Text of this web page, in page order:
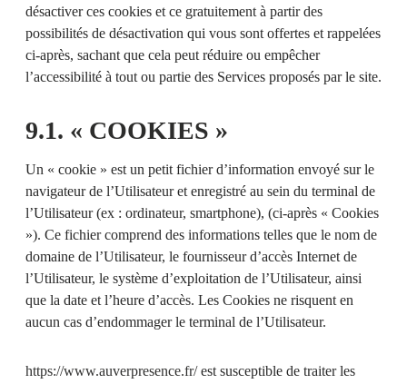
désactiver ces cookies et ce gratuitement à partir des
possibilités de désactivation qui vous sont offertes et rappelées
ci-après, sachant que cela peut réduire ou empêcher
l’accessibilité à tout ou partie des Services proposés par le site.
9.1. « COOKIES »
Un « cookie » est un petit fichier d’information envoyé sur le
navigateur de l’Utilisateur et enregistré au sein du terminal de
l’Utilisateur (ex : ordinateur, smartphone), (ci-après « Cookies
»). Ce fichier comprend des informations telles que le nom de
domaine de l’Utilisateur, le fournisseur d’accès Internet de
l’Utilisateur, le système d’exploitation de l’Utilisateur, ainsi
que la date et l’heure d’accès. Les Cookies ne risquent en
aucun cas d’endommager le terminal de l’Utilisateur.
https://www.auverpresence.fr/est susceptible de traiter les